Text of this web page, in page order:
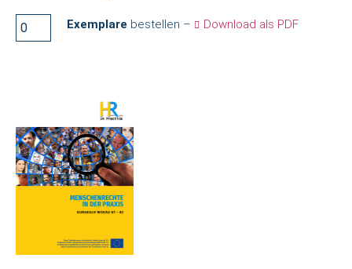
Exemplare bestellen – Download als PDF